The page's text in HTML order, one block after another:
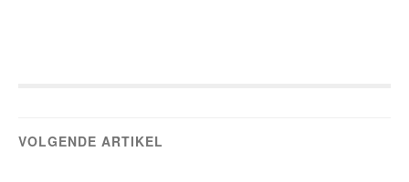
VOLGENDE ARTIKEL